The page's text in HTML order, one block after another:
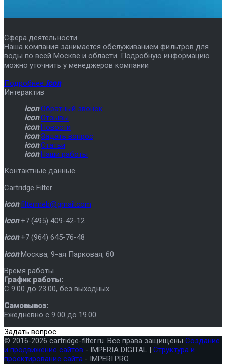
Сфера деятельности
Наша компания занимается обслуживанием фильтров для
воды по всей Москве и области. Подробную информацию
можно уточнить у менеджеров компании
Подробнее icon
Интерактив
icon Обратный звонок
icon Отзывы
icon Новости
icon Задать вопрос
icon Статьи
icon Наши работы
Контактные данные
Cartridge Filter
icon filtermeb@gmail.com
icon +7 (495) 409-42-12
icon +7 (964) 645-76-48
icon Москва, 9-ая Парковая, 60
Время работы
График работы:
C 9.00 до 23.00, без выходных
Самовывоз:
Ежедневно с 9.00 до 19.00
Задать вопрос
© 2016-2026 cartridge-filter.ru. Все права защищены Создание
и продвижение сайтов - IMPERIA DIGITAL | Структура и
проектирование сайта - IMPERI.PRO